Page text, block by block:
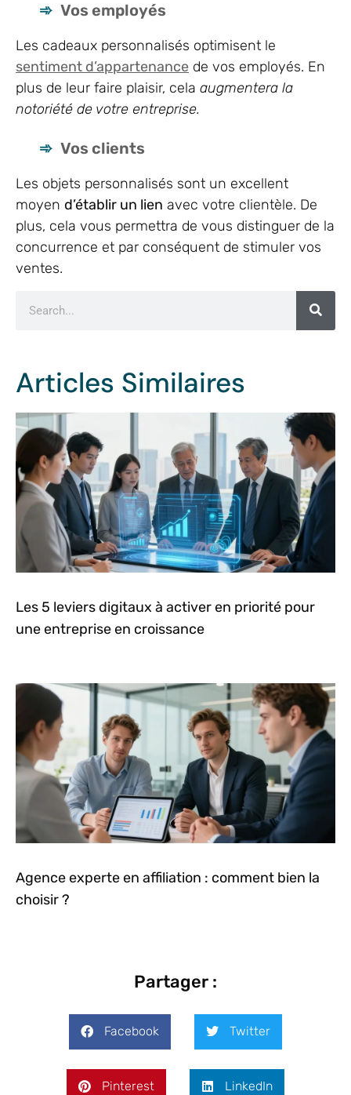
Vos employés
Les cadeaux personnalisés optimisent le
sentiment d’appartenance de vos employés. En
plus de leur faire plaisir, cela augmentera la
notoriété de votre entreprise.
Vos clients
Les objets personnalisés sont un excellent
moyen d’établir un lien avec votre clientèle. De
plus, cela vous permettra de vous distinguer de la
concurrence et par conséquent de stimuler vos
ventes.
Articles Similaires
Les 5 leviers digitaux à activer en priorité pour
une entreprise en croissance
Agence experte en affiliation : comment bien la
choisir ?
Partager :
Facebook Twitter
Pinterest LinkedIn